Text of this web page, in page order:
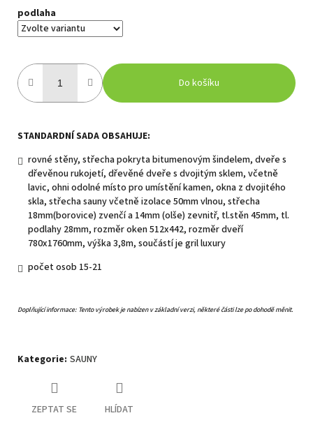
podlaha
Do košíku
STANDARDNÍ SADA OBSAHUJE:
rovné stěny, střecha pokryta bitumenovým šindelem, dveře s
dřevěnou rukojetí, dřevěné dveře s dvojitým sklem, včetně
lavic, ohni odolné místo pro umístění kamen, okna z dvojitého
skla, střecha sauny včetně izolace 50mm vlnou, střecha
18mm(borovice) zvenčí a 14mm (olše) zevnitř, tl.stěn 45mm, tl.
podlahy 28mm, rozměr oken 512x442, rozměr dveří
780x1760mm, výška 3,8m, součástí je gril luxury
počet osob 15-21
Doplňující informace: Tento výrobek je nabízen v základní verzi, některé části lze po dohodě měnit.
Kategorie: SAUNY
ZEPTAT SE HLÍDAT